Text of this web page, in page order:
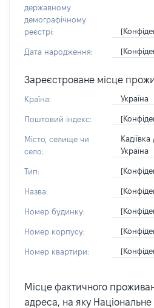
державному
демографічному
реєстрі:
Дата народження:
Зареєстроване місце
Країна: Україна
Поштовий індекс:
Місто, селище чи
село:
Україна
Тип:
Назва:
Номер будинку:
Номер корпусу:
Номер квартири:
Місце фактичного
адреса, на яку Національне